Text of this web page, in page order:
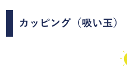
カッピング（吸い玉）